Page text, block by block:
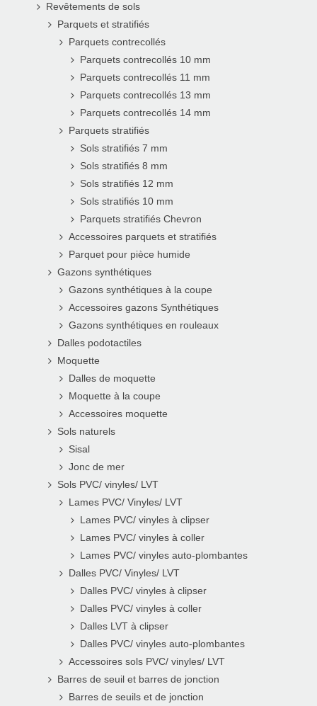
Revêtements de sols
Parquets et stratifiés
Parquets contrecollés
Parquets contrecollés 10 mm
Parquets contrecollés 11 mm
Parquets contrecollés 13 mm
Parquets contrecollés 14 mm
Parquets stratifiés
Sols stratifiés 7 mm
Sols stratifiés 8 mm
Sols stratifiés 12 mm
Sols stratifiés 10 mm
Parquets stratifiés Chevron
Accessoires parquets et stratifiés
Parquet pour pièce humide
Gazons synthétiques
Gazons synthétiques à la coupe
Accessoires gazons Synthétiques
Gazons synthétiques en rouleaux
Dalles podotactiles
Moquette
Dalles de moquette
Moquette à la coupe
Accessoires moquette
Sols naturels
Sisal
Jonc de mer
Sols PVC/ vinyles/ LVT
Lames PVC/ Vinyles/ LVT
Lames PVC/ vinyles à clipser
Lames PVC/ vinyles à coller
Lames PVC/ vinyles auto-plombantes
Dalles PVC/ Vinyles/ LVT
Dalles PVC/ vinyles à clipser
Dalles PVC/ vinyles à coller
Dalles LVT à clipser
Dalles PVC/ vinyles auto-plombantes
Accessoires sols PVC/ vinyles/ LVT
Barres de seuil et barres de jonction
Barres de seuils et de jonction